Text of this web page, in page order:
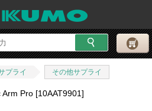
プライ その他サプライ